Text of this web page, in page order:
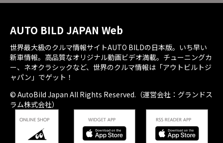
AUTO BILD JAPAN Web
世界最大級のクルマ情報サイトAUTO BILDの日本版。いち早い
新車情報。高品質なオリジナル動画ビデオ満載。チューニングカ
ー、ネオクラシックなど、世界のクルマ情報は「アウトビルトジ
ャパン」でゲット！
© AutoBild Japan All Rights Reserved.（運営会社：グランドス
ラム株式会社）